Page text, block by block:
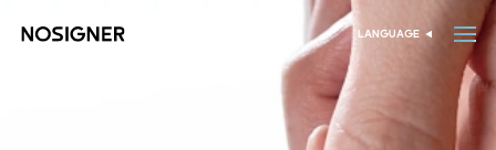
خانه انتخاب زبان
LANGUAGE